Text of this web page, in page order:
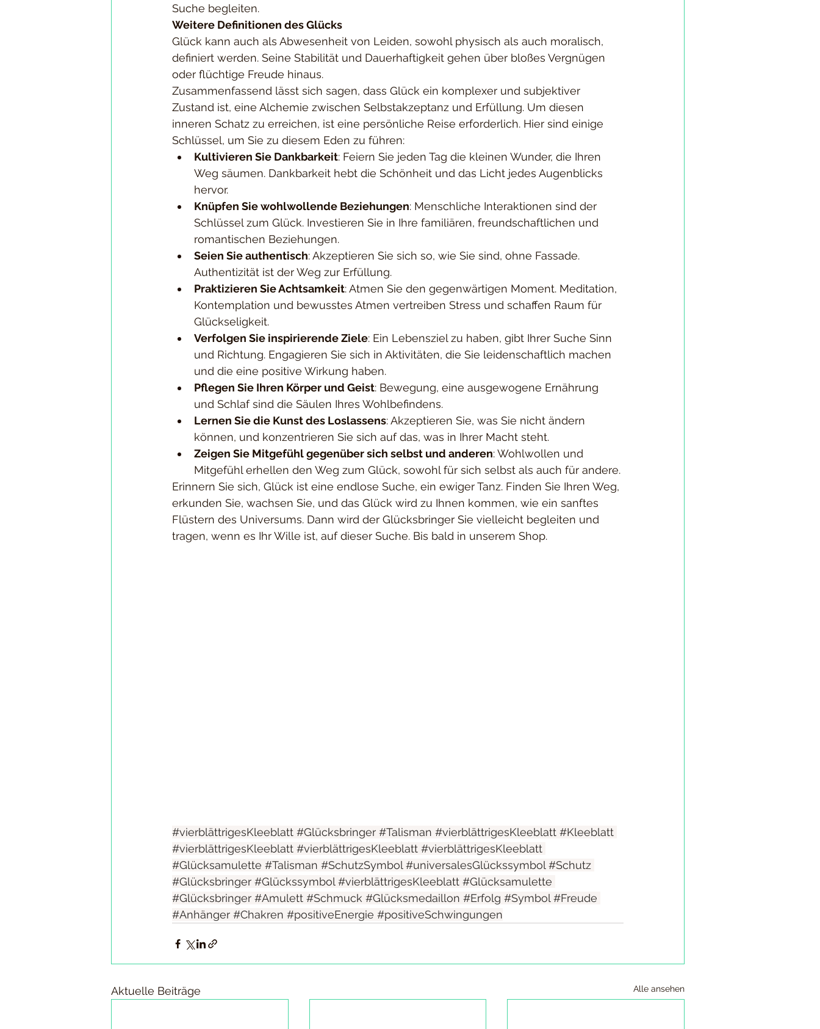
Suche begleiten.
Weitere Definitionen des Glücks
Glück kann auch als Abwesenheit von Leiden, sowohl physisch als auch moralisch,
definiert werden. Seine Stabilität und Dauerhaftigkeit gehen über bloßes Vergnügen
oder flüchtige Freude hinaus.
Zusammenfassend lässt sich sagen, dass Glück ein komplexer und subjektiver
Zustand ist, eine Alchemie zwischen Selbstakzeptanz und Erfüllung. Um diesen
inneren Schatz zu erreichen, ist eine persönliche Reise erforderlich. Hier sind einige
Schlüssel, um Sie zu diesem Eden zu führen:
Kultivieren Sie Dankbarkeit: Feiern Sie jeden Tag die kleinen Wunder, die Ihren
Weg säumen. Dankbarkeit hebt die Schönheit und das Licht jedes Augenblicks
hervor.
Knüpfen Sie wohlwollende Beziehungen: Menschliche Interaktionen sind der
Schlüssel zum Glück. Investieren Sie in Ihre familiären, freundschaftlichen und
romantischen Beziehungen.
Seien Sie authentisch: Akzeptieren Sie sich so, wie Sie sind, ohne Fassade.
Authentizität ist der Weg zur Erfüllung.
Praktizieren Sie Achtsamkeit: Atmen Sie den gegenwärtigen Moment. Meditation,
Kontemplation und bewusstes Atmen vertreiben Stress und schaffen Raum für
Glückseligkeit.
Verfolgen Sie inspirierende Ziele: Ein Lebensziel zu haben, gibt Ihrer Suche Sinn
und Richtung. Engagieren Sie sich in Aktivitäten, die Sie leidenschaftlich machen
und die eine positive Wirkung haben.
Pflegen Sie Ihren Körper und Geist: Bewegung, eine ausgewogene Ernährung
und Schlaf sind die Säulen Ihres Wohlbefindens.
Lernen Sie die Kunst des Loslassens: Akzeptieren Sie, was Sie nicht ändern
können, und konzentrieren Sie sich auf das, was in Ihrer Macht steht.
Zeigen Sie Mitgefühl gegenüber sich selbst und anderen: Wohlwollen und
Mitgefühl erhellen den Weg zum Glück, sowohl für sich selbst als auch für andere.
Erinnern Sie sich, Glück ist eine endlose Suche, ein ewiger Tanz. Finden Sie Ihren Weg,
erkunden Sie, wachsen Sie, und das Glück wird zu Ihnen kommen, wie ein sanftes
Flüstern des Universums. Dann wird der Glücksbringer Sie vielleicht begleiten und
tragen, wenn es Ihr Wille ist, auf dieser Suche. Bis bald in unserem Shop.
#vierblättrigesKleeblatt #Glücksbringer #Talisman #vierblättrigesKleeblatt #Kleeblatt
#vierblättrigesKleeblatt #vierblättrigesKleeblatt #vierblättrigesKleeblatt
#Glücksamulette #Talisman #SchutzSymbol #universalesGlückssymbol #Schutz
#Glücksbringer #Glückssymbol #vierblättrigesKleeblatt #Glücksamulette
#Glücksbringer #Amulett #Schmuck #Glücksmedaillon #Erfolg #Symbol #Freude
#Anhänger #Chakren #positiveEnergie #positiveSchwingungen
Aktuelle Beiträge Alle ansehen